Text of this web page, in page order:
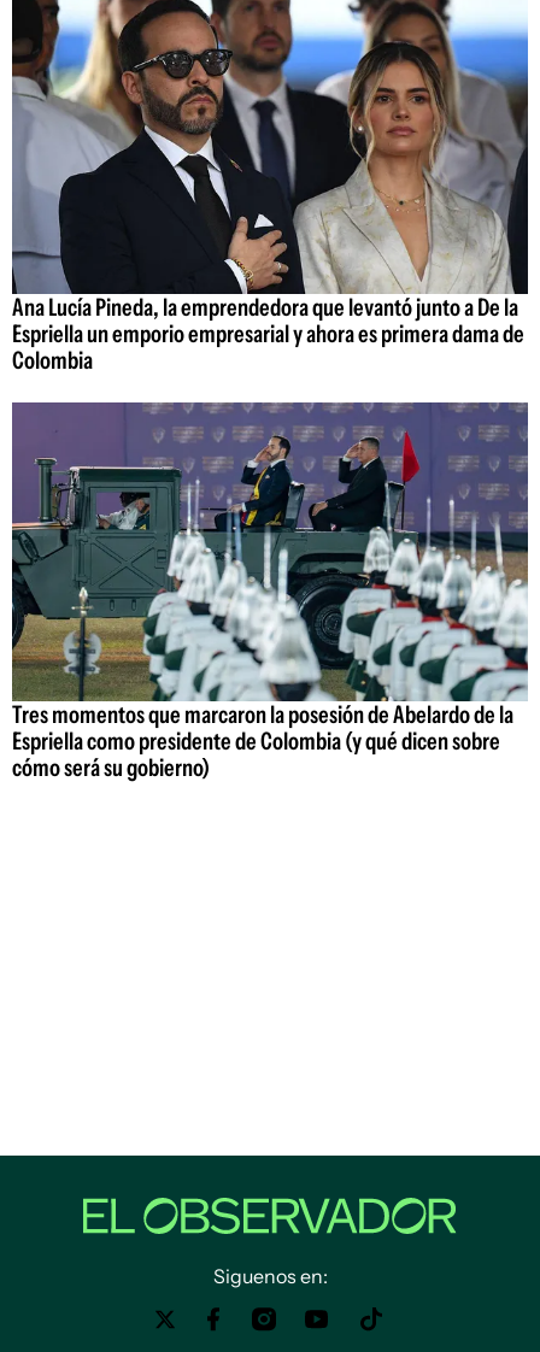
Ana Lucía Pineda, la emprendedora que levantó junto a De la
Espriella un emporio empresarial y ahora es primera dama de
Colombia
Tres momentos que marcaron la posesión de Abelardo de la
Espriella como presidente de Colombia (y qué dicen sobre
cómo será su gobierno)
Siguenos en: